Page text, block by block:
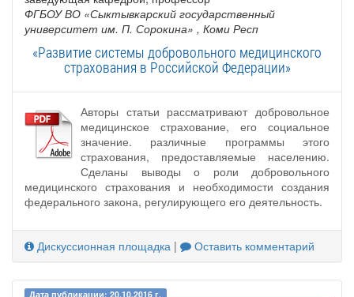
ФГБОУ ВО «Сыктывкарский государственный
университет им. П. Сорокина» , Коми Респ
«Развитие системы добровольного медицинского
страхования в Российской Федерации»
Авторы статьи рассматривают добровольное
медицинское страхование, его социальное
значение. различные программы этого
страхования, предоставляемые населению.
Сделаны выводы о роли добровольного
медицинского страхования и необходимости создания
федерального закона, регулирующего его деятельность.
Дискуссионная площадка | Оставить комментарий
Дата публикации: 20.10.2016 г.